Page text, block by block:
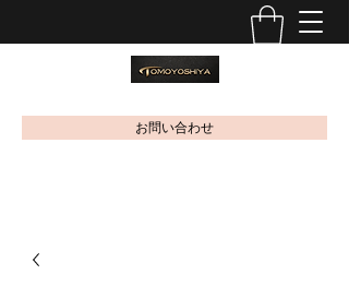
お問い合わせ